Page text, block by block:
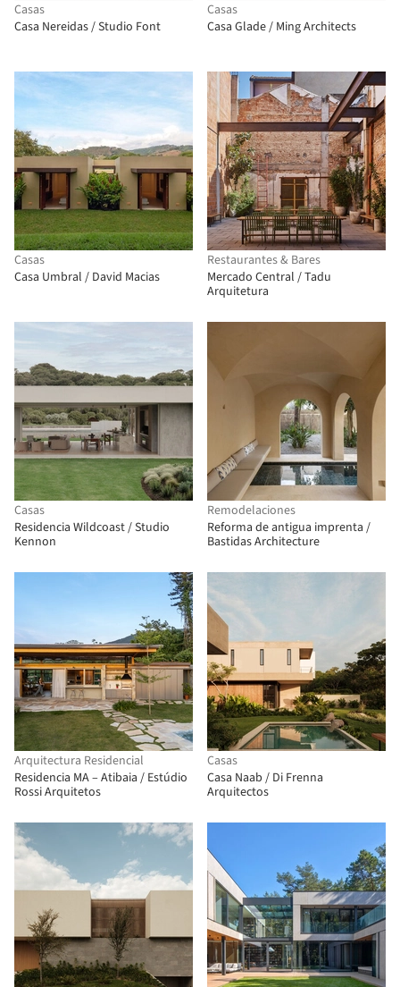
Casas
Casa Nereidas / Studio Font
Casas
Casa Glade / Ming Architects
Casas
Casa Umbral / David Macias
Restaurantes & Bares
Mercado Central / Tadu
Arquitetura
Casas
Residencia Wildcoast / Studio
Kennon
Remodelaciones
Reforma de antigua imprenta /
Bastidas Architecture
Arquitectura Residencial
Residencia MA – Atibaia / Estúdio
Rossi Arquitetos
Casas
Casa Naab / Di Frenna
Arquitectos